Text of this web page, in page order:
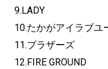
9.LADY
10.たかがアイラブユ
11.ブラザーズ
12.FIRE GROUND